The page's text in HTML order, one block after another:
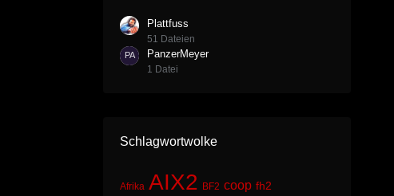
Plattfuss
51 Dateien
PanzerMeyer
1 Datei
Schlagwortwolke
Afrika AIX2 BF2 coop fh2